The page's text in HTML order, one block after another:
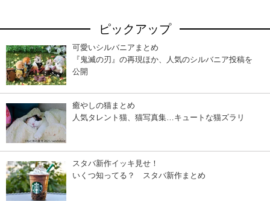
ピックアップ
可愛いシルバニアまとめ
『鬼滅の刃』の再現ほか、人気のシルバニア投稿を
公開
癒やしの猫まとめ
人気タレント猫、猫写真集…キュートな猫ズラリ
スタバ新作イッキ見せ！
いくつ知ってる？ スタバ新作まとめ